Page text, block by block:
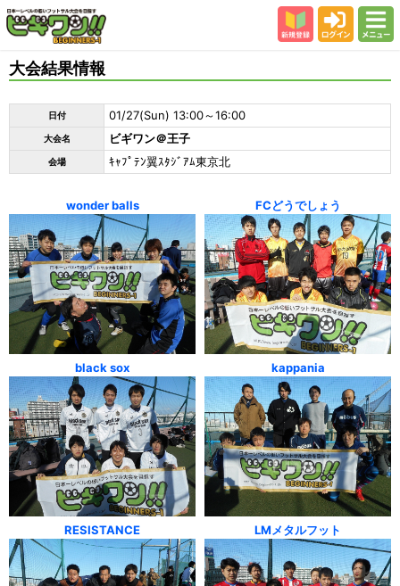
会場
大会結果
よくある質問
参加者の声
大会結果情報
日付 01/27(Sun) 13:00～16:00
大会名 ビギワン＠王子
会場 ｷｬﾌﾟﾃﾝ翼ｽﾀｼﾞｱﾑ東京北
wonder balls FCどうでしょう
black sox kappania
RESISTANCE LMメタルフット